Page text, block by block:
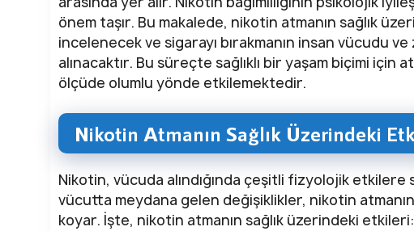
önem taşır. Bu makalede, nikotin atmanın sağlık
incelenecek ve sigarayı bırakmanın insan vücudu
alınacaktır. Bu süreçte sağlıklı bir yaşam biçimi için
ölçüde olumlu yönde etkilemektedir.
Nikotin Atmanın Sağlık Üzerindeki
Nikotin, vücuda alındığında çeşitli fizyolojik etkilere
vücutta meydana gelen değişiklikler, nikotin
koyar. İşte, nikotin atmanın sağlık üzerindeki etkileri: